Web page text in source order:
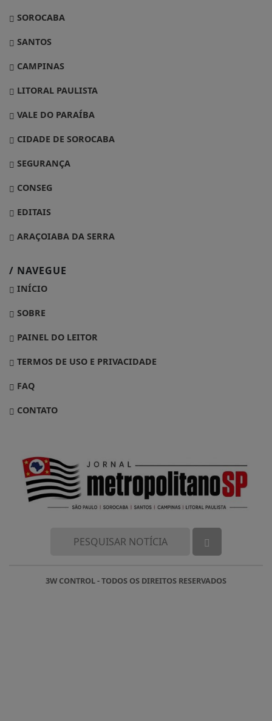
SOROCABA
SANTOS
CAMPINAS
LITORAL PAULISTA
VALE DO PARAÍBA
CIDADE DE SOROCABA
SEGURANÇA
CONSEG
EDITAIS
ARAÇOIABA DA SERRA
/ NAVEGUE
INÍCIO
SOBRE
PAINEL DO LEITOR
TERMOS DE USO E PRIVACIDADE
FAQ
CONTATO
3W CONTROL - TODOS OS DIREITOS RESERVADOS